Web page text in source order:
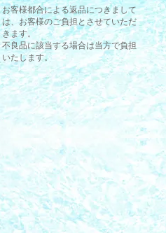
お客様都合による返品につきまして
は、お客様のご負担とさせていただ
きます。
不良品に該当する場合は当方で負担
いたします。